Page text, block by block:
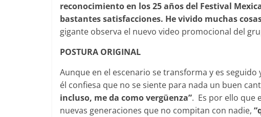
reconocimiento en los 25 años del Festival
bastantes satisfacciones. He vivido muchas
gigante observa el nuevo video promocional del
POSTURA ORIGINAL
Aunque en el escenario se transforma y es
él confiesa que no se siente para nada un buen
incluso, me da como vergüenza”. Es por ello que
nuevas generaciones que no compitan con nadie,